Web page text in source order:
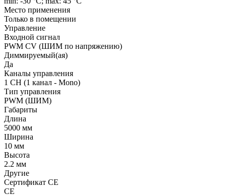
Место применения
Только в помещении
Управление
Входной сигнал
PWM СV (ШИМ по напряжению)
Диммируемый(ая)
Да
Каналы управления
1 CH (1 канал - Mono)
Тип управления
PWM (ШИМ)
Габариты
Длина
5000 мм
Ширина
10 мм
Высота
2.2 мм
Другие
Сертификат CE
CE